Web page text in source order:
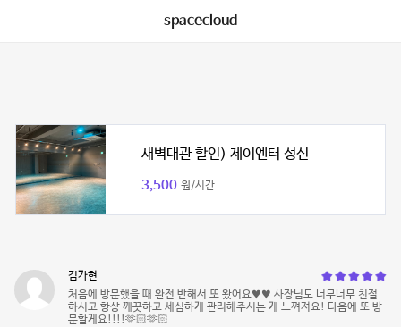
spacecloud
새벽대관 할인) 제이엔터 성신
3,500 원/시간
김가현
처음에 방문했을 때 완전 반해서 또 왔어요♥️♥️ 사장님도 너무너무 친절
하시고 항상 깨끗하고 세심하게 관리해주시는 게 느껴져요! 다음에 또 방
문할게요!!!!🫶🏻🫶🏻